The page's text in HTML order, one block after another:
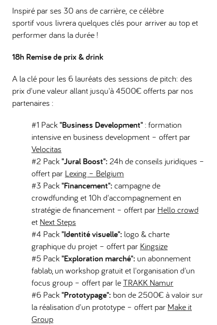
Inspiré par ses 30 ans de carrière, ce célèbre
sportif vous livrera quelques clés pour arriver au top et
performer dans la durée !
18h Remise de prix & drink
A la clé pour les 6 lauréats des sessions de pitch: des
prix d'une valeur allant jusqu'à 4500€ offerts par nos
partenaires :
#1 Pack"Business Development": formation
intensive en business development – offert par
Velocitas
#2 Pack"Jural Boost": 24h de conseils juridiques –
offert par Lexing – Belgium
#3 Pack"Financement": campagne de
crowdfunding et 10h d'accompagnement en
stratégie de financement – offert par Hello crowd
et Next Steps
#4 Pack"Identité visuelle": logo & charte
graphique du projet – offert par Kingsize
#5 Pack"Exploration marché": un abonnement
fablab, un workshop gratuit et l'organisation d'un
focus group – offert par leTRAKK Namur
#6 Pack"Prototypage": bon de 2500€ à valoir sur
la réalisation d'un prototype – offert par Make it
Group